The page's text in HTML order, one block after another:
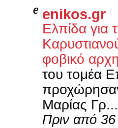
enikos.gr
Ελπίδα για
φοβικό
του τομέα
Μαρίας Γρ...
Πριν από 36